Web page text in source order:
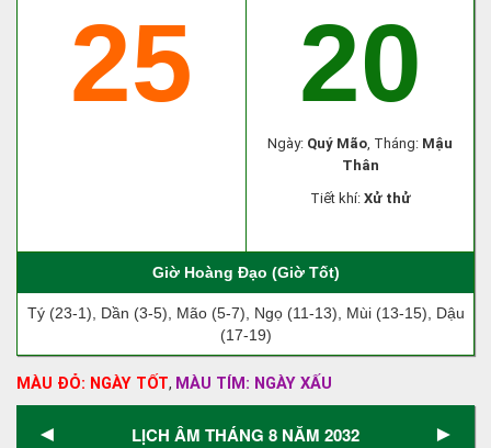
25 20
Ngày: Quý Mão, Tháng: Mậu
Thân
Tiết khí: Xử thử
Giờ Hoàng Đạo (Giờ Tốt)
Tý (23-1), Dần (3-5), Mão (5-7), Ngọ (11-13), Mùi (13-15), Dậu
(17-19)
MÀU ĐỎ: NGÀY TỐT, MÀU TÍM: NGÀY XẤU
◄ LỊCH ÂM THÁNG 8 NĂM 2032 ►